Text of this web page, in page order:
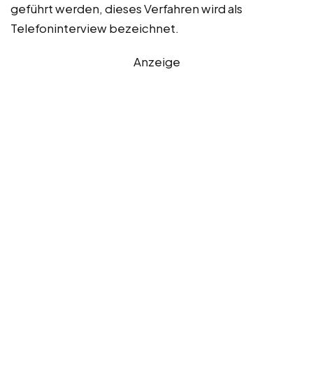
geführt werden, dieses Verfahren wird als
Telefoninterview bezeichnet.
Anzeige